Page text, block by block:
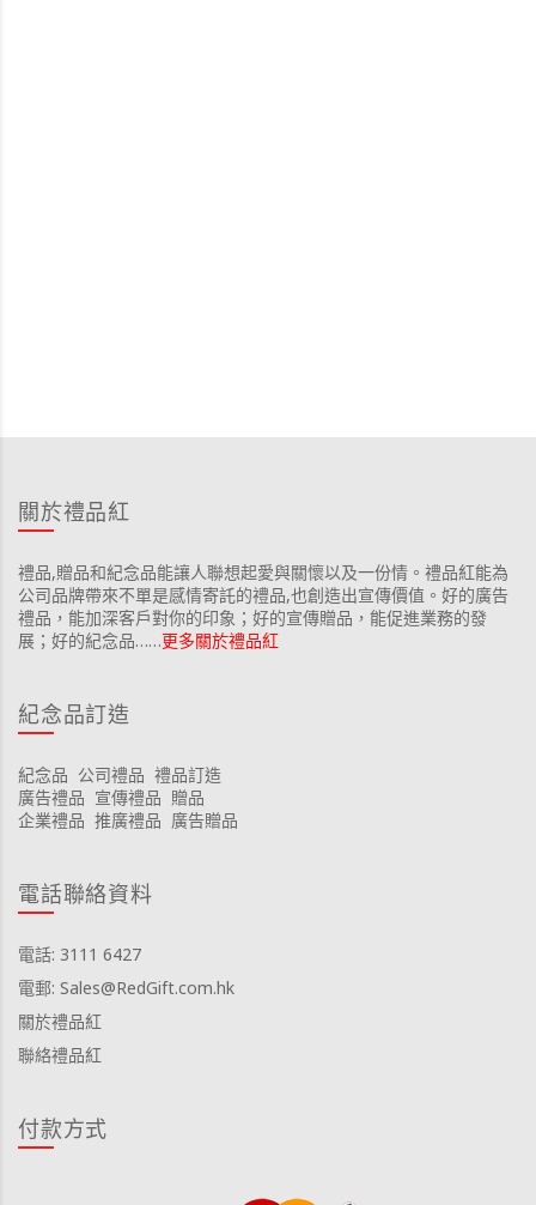
關於禮品紅
禮品,贈品和紀念品能讓人聯想起愛與關懷以及一份情。禮品紅能為
公司品牌帶來不單是感情寄託的禮品,也創造出宣傳價值。好的廣告
禮品，能加深客戶對你的印象；好的宣傳贈品，能促進業務的發
展；好的紀念品……更多關於禮品紅
紀念品訂造
紀念品 公司禮品 禮品訂造
廣告禮品 宣傳禮品 贈品
企業禮品 推廣禮品 廣告贈品
電話聯絡資料
電話: 3111 6427
電郵: Sales@RedGift.com.hk
關於禮品紅
聯絡禮品紅
付款方式